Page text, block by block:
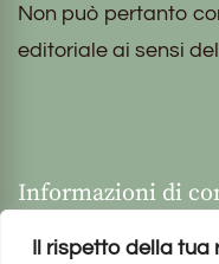
Il rispetto della tua
Non può pertanto
editoriale ai sensi
Informazioni di